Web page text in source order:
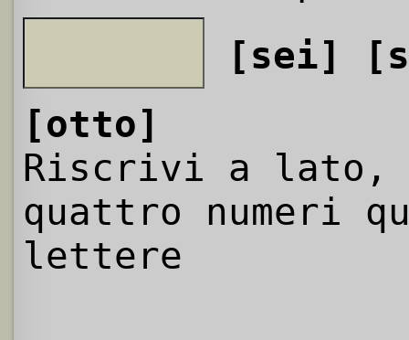
[sei]
[otto]
Riscrivi a
quattro numeri
lettere